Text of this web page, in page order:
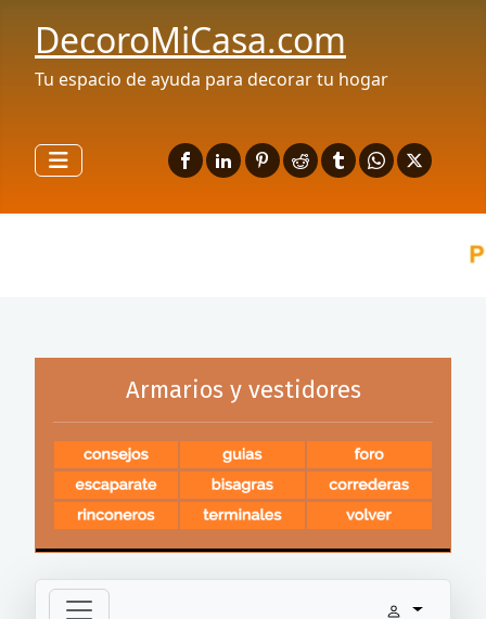
DecoroMiCasa.com
Tu espacio de ayuda para decorar tu hogar
Armarios y vestidores